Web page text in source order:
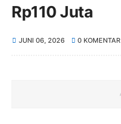
Rp110 Juta
JUNI 06, 2026 0 KOMENTAR